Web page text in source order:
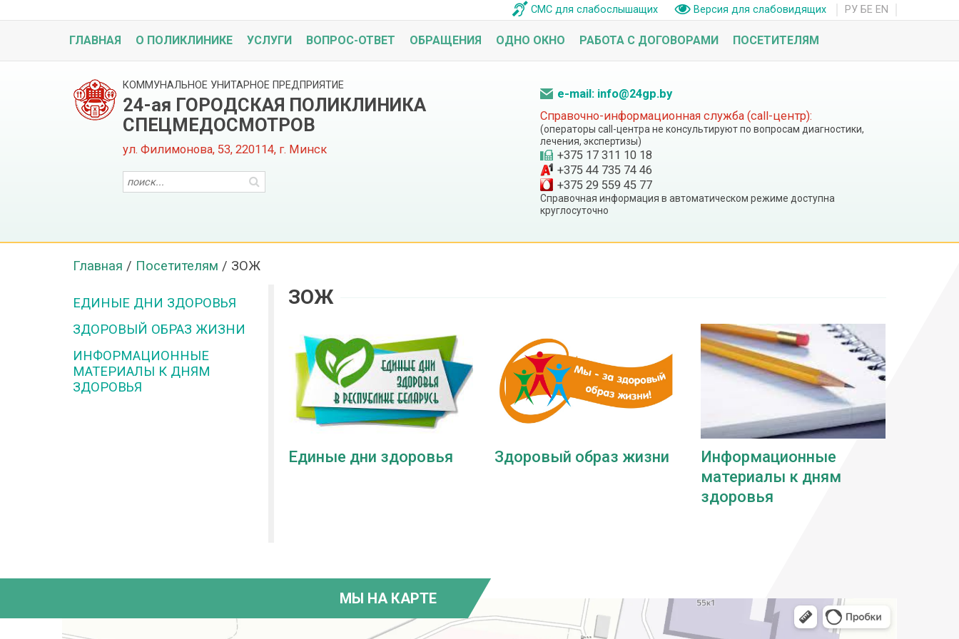
СМС для слабослышащих Версия для слабовидящих РУ БЕ EN
ГЛАВНАЯ О ПОЛИКЛИНИКЕ УСЛУГИ ВОПРОС-ОТВЕТ ОБРАЩЕНИЯ ОДНО ОКНО РАБОТА С ДОГОВОРАМИ ПОСЕТИТЕЛЯМ
КОММУНАЛЬНОЕ УНИТАРНОЕ ПРЕДПРИЯТИЕ
24-ая ГОРОДСКАЯ ПОЛИКЛИНИКА
СПЕЦМЕДОСМОТРОВ
ул. Филимонова, 53, 220114, г. Минск
e-mail: info@24gp.by
Справочно-информационная служба (call-центр):
(операторы call-центра не консультируют по вопросам диагностики,
лечения, экспертизы)
+375 17 311 10 18
+375 44 735 74 46
+375 29 559 45 77
Справочная информация в автоматическом режиме доступна
круглосуточно
Главная / Посетителям / ЗОЖ
ЗОЖ
Единые дни здоровья Здоровый образ жизни
Информационные
материалы к дням
здоровья
ЕДИНЫЕ ДНИ ЗДОРОВЬЯ
ЗДОРОВЫЙ ОБРАЗ ЖИЗНИ
ИНФОРМАЦИОННЫЕ
МАТЕРИАЛЫ К ДНЯМ
ЗДОРОВЬЯ
МЫ НА КАРТЕ